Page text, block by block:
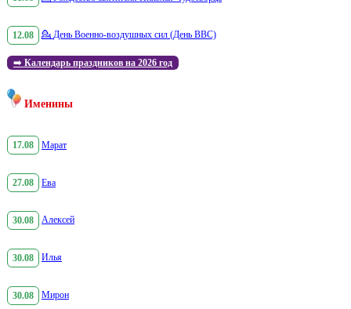
12.08 💁 День Военно-воздушных сил (День ВВС)
➡️ Календарь праздников на 2026 год
Именины
17.08 Марат
27.08 Ева
30.08 Алексей
30.08 Илья
30.08 Мирон